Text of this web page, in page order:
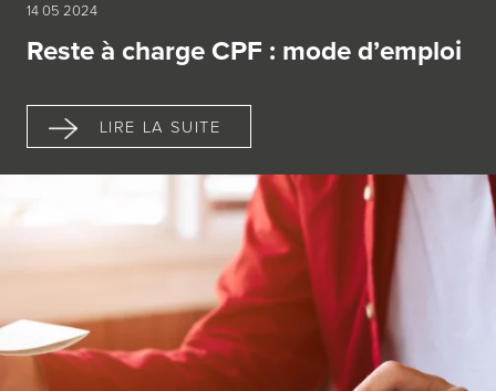
14 05 2024
Reste à charge CPF : mode d’emploi
LIRE LA SUITE